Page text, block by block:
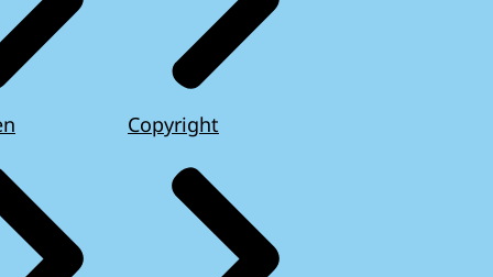
Copyright